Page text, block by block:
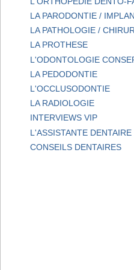
LA PARODONTIE /
LA PATHOLOGIE /
LA PROTHESE
L'ODONTOLOGIE
LA PEDODONTIE
L'OCCLUSODONTIE
LA RADIOLOGIE
INTERVIEWS VIP
L'ASSISTANTE DENTAIRE
CONSEILS DENTAIRES